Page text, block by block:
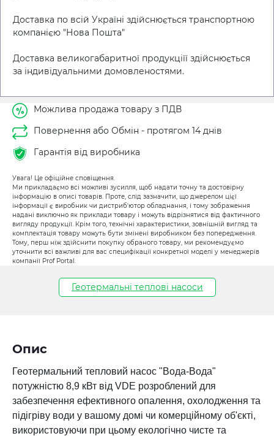
Доставка по всій Україні здійснюється транспортною
компанією "Нова Пошта"
Доставка великогабаритної продукціїї здійснюється
за індивідуальними домовленостями.
Можлива продажа товару з ПДВ
Повернення або Обмін - протягом 14 днів
Гарантія від виробника
Увага! Це офіційне сповіщення.
Ми прикладаємо всі можливі зусилля, щоб надати точну та достовірну
інформацію в описі товарів. Проте, слід зазначити, що джерелом цієї
інформації є виробник чи дистриб'ютор обладнання, і тому зображення
надані виключно як приклади товару і можуть відрізнятися від фактичного
вигляду продукції. Крім того, технічні характеристики, зовнішній вигляд та
комплектація товару можуть бути змінені виробником без попередження.
Тому, перш ніж здійснити покупку обраного товару, ми рекомендуємо
уточнити всі важливі для вас специфікації конкретної моделі у менеджерів
компанії Prof Portal.
Геотермальні теплові насоси
Опис
Геотермальний тепловий насос "Вода-Вода"
потужністю 8,9 кВт від VDE розроблений для
забезпечення ефективного опалення, охолодження та
підігріву води у вашому домі чи комерційному об'єкті,
використовуючи при цьому екологічно чисте та